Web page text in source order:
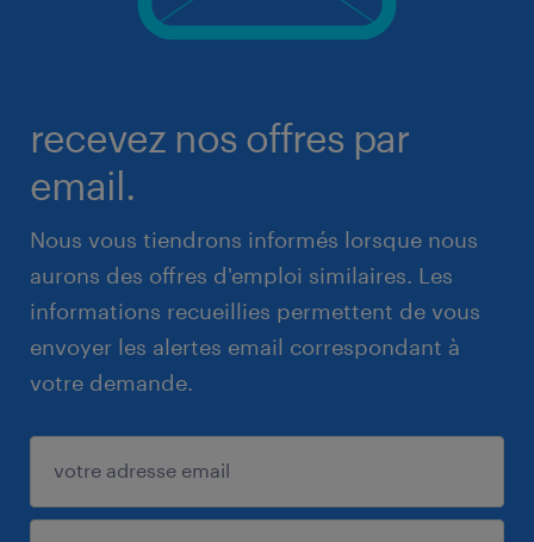
recevez nos offres par
email.
Nous vous tiendrons informés lorsque nous
aurons des offres d'emploi similaires. Les
informations recueillies permettent de vous
envoyer les alertes email correspondant à
votre demande.